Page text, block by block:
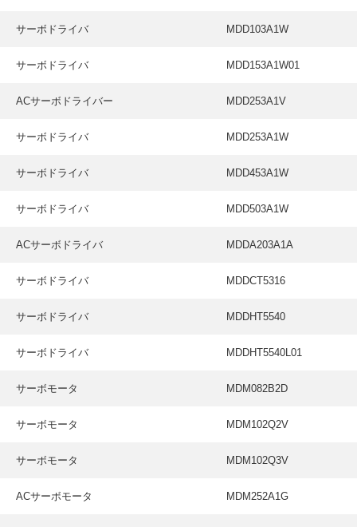
サーボドライバ MDD103A1W
サーボドライバ MDD153A1W01
ACサーボドライバー MDD253A1V
サーボドライバ MDD253A1W
サーボドライバ MDD453A1W
サーボドライバ MDD503A1W
ACサーボドライバ MDDA203A1A
サーボドライバ MDDCT5316
サーボドライバ MDDHT5540
サーボドライバ MDDHT5540L01
サーボモータ MDM082B2D
サーボモータ MDM102Q2V
サーボモータ MDM102Q3V
ACサーボモータ MDM252A1G